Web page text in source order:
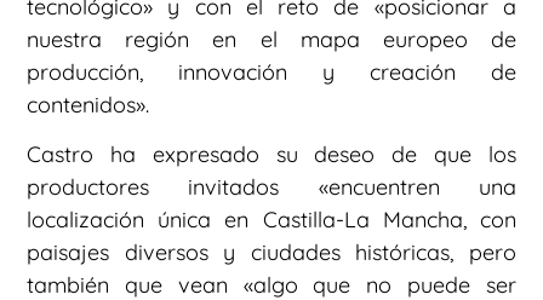
tecnológico» y con el reto de «posicionar a
nuestra región en el mapa europeo de
producción, innovación y creación de
contenidos».
Castro ha expresado su deseo de que los
productores invitados «encuentren una
localización única en Castilla-La Mancha, con
paisajes diversos y ciudades históricas, pero
también que vean «algo que no puede ser